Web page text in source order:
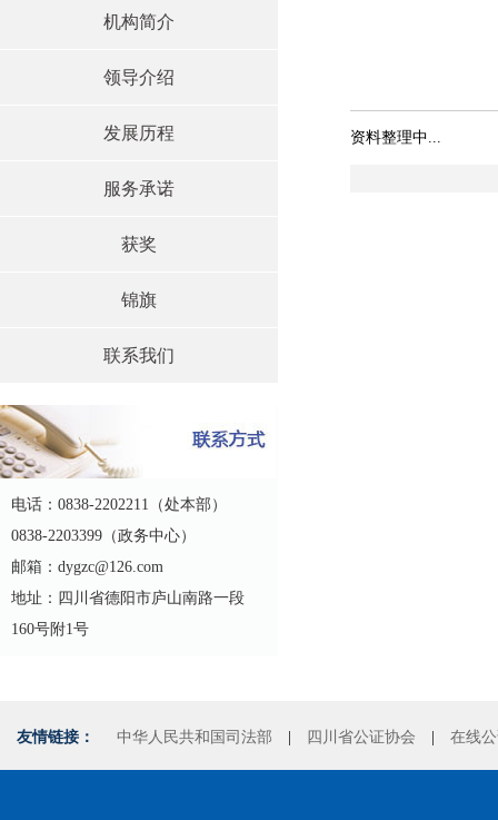
机构简介
领导介绍
发展历程
服务承诺
获奖
锦旗
联系我们
电话：0838-2202211（处本部）
0838-2203399（政务中心）
邮箱：dygzc@126.com
地址：四川省德阳市庐山南路一段
160号附1号
资料整理中...
友情链接： 中华人民共和国司法部 四川省公证协会 在线